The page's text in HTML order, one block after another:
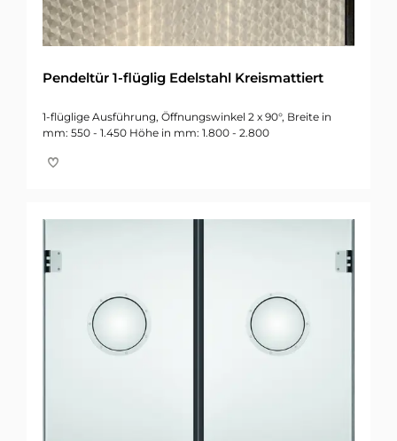
Pendeltür 1-flüglig Edelstahl Kreismattiert
1-flüglige Ausführung, Öffnungswinkel 2 x 90°, Breite in
mm: 550 - 1.450 Höhe in mm: 1.800 - 2.800